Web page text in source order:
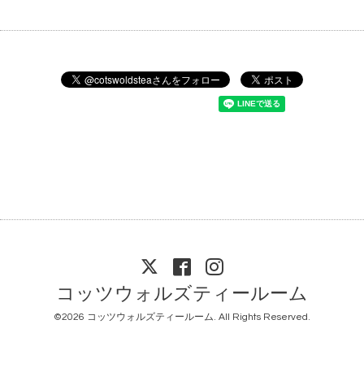
コッツウォルズティールーム
©2026 コッツウォルズティールーム. All Rights Reserved.